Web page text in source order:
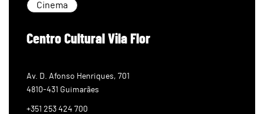
Cinema
Centro Cultural Vila Flor
Av. D. Afonso Henriques, 701
4810-431 Guimarães
+351 253 424 700